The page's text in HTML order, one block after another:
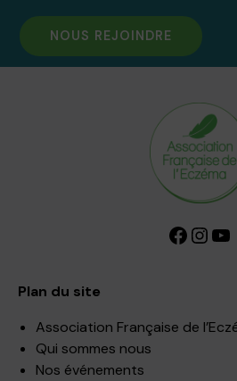
NOUS REJOINDRE
Facebook InstagramYouTube
Plan du site
Association Française de
Qui sommes nous
Nos événements